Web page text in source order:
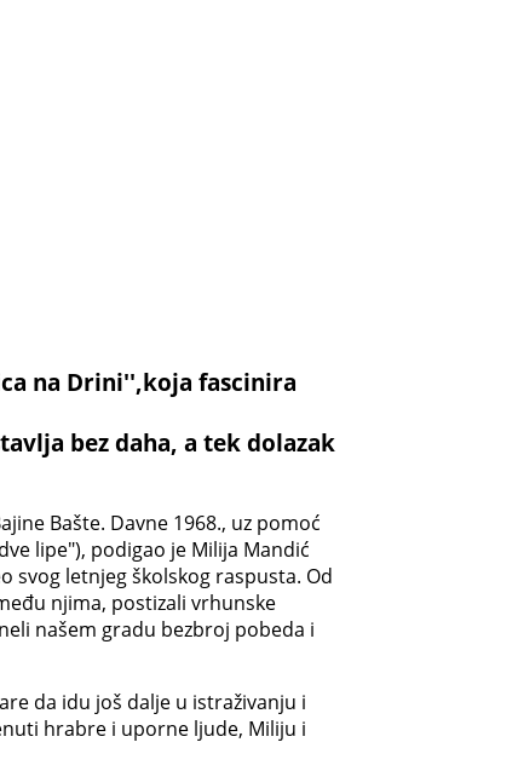
na Drini'',koja fascinira
bez daha, a tek dolazak
Bašte. Davne 1968., uz pomoć
lipe"), podigao je Milija Mandić
svog letnjeg školskog raspusta. Od
njima, postizali vrhunske
našem gradu bezbroj pobeda i
da idu još dalje u istraživanju i
hrabre i uporne ljude, Miliju i